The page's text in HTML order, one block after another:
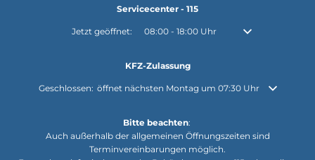
Servicecenter - 115
Klicken, um weitere Öffnungs- oder Schließzeiten
Jetzt geöffnet: 08:00 - 18:00 Uhr Von 08:00 bis
KFZ-Zulassung
Klicken, um weitere Öffnungs- oder Schließzeiten auszublenden
Geschlossen: öffnet nächsten Montag um 07:30 Uhr
Bitte beachten:
Auch außerhalb der allgemeinen Öffnungszeiten sind
Terminvereinbarungen möglich.